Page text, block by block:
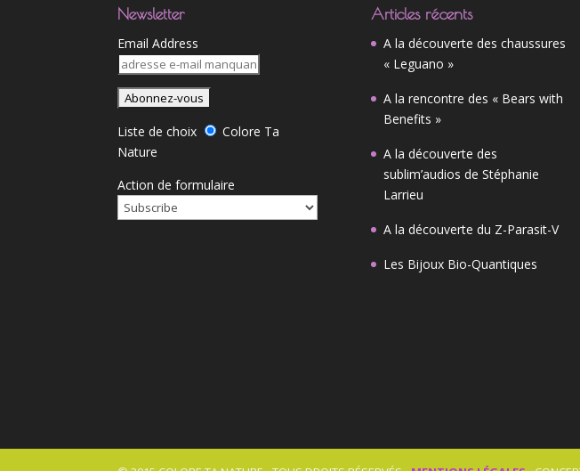
Newsletter
Email Address
Liste de choix
Colore Ta
Nature
Action de formulaire
Articles récents
A la découverte des chaussures
« Leguano »
A la rencontre des « Bears with
Benefits »
A la découverte des
sublim’audios de Stéphanie
Larrieu
A la découverte du Z-Parasit-V
Les Bijoux Bio-Quantiques